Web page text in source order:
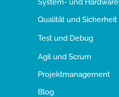
Qualität und Sicherheit
Test und Debug
Agil und Scrum
Projektmanagement
Blog